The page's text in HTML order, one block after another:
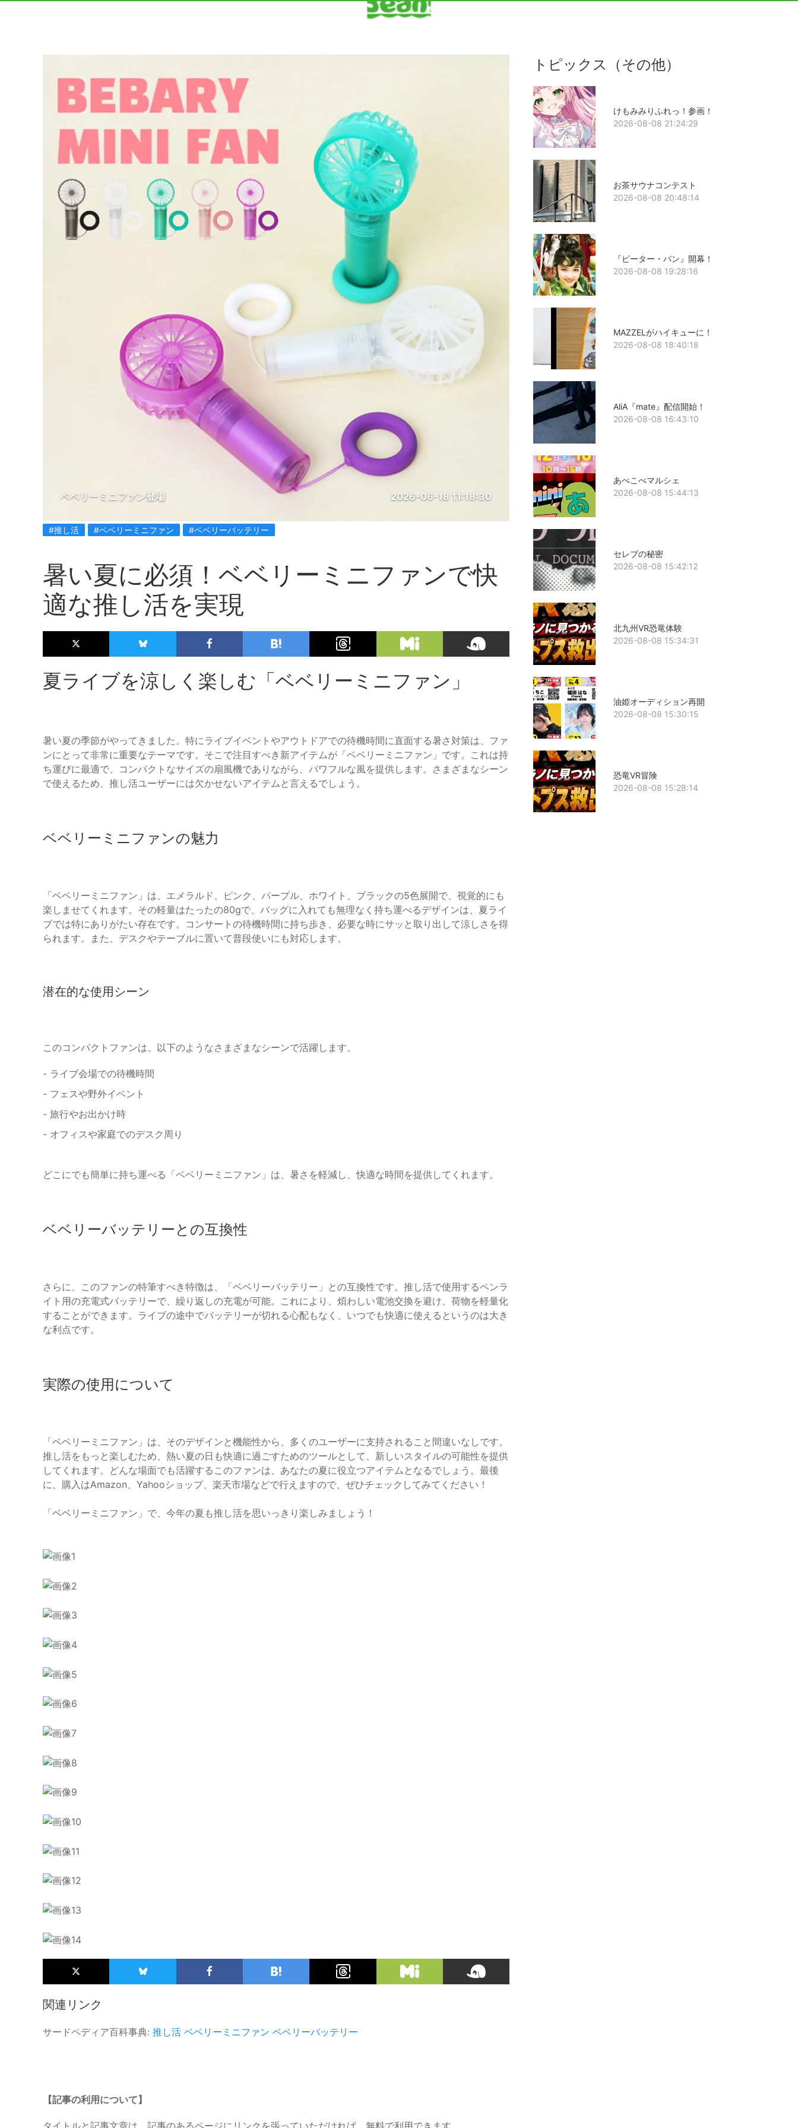
ベベリーミニファン登場 2026-06-18 11:18:30
#推し活 #ベベリーミニファン #ベベリーバッテリー
暑い夏に必須！ベベリーミニファンで快
適な推し活を実現
夏ライブを涼しく楽しむ「ベベリーミニファン」
暑い夏の季節がやってきました。特にライブイベントやアウトドアでの待機時間に直面する暑さ対策は、ファ
ンにとって非常に重要なテーマです。そこで注目すべき新アイテムが「ベベリーミニファン」です。これは持
ち運びに最適で、コンパクトなサイズの扇風機でありながら、パワフルな風を提供します。さまざまなシーン
で使えるため、推し活ユーザーには欠かせないアイテムと言えるでしょう。
ベベリーミニファンの魅力
「ベベリーミニファン」は、エメラルド、ピンク、パープル、ホワイト、ブラックの5色展開で、視覚的にも
楽しませてくれます。その軽量はたったの80gで、バッグに入れても無理なく持ち運べるデザインは、夏ライ
ブでは特にありがたい存在です。コンサートの待機時間に持ち歩き、必要な時にサッと取り出して涼しさを得
られます。また、デスクやテーブルに置いて普段使いにも対応します。
潜在的な使用シーン
このコンパクトファンは、以下のようなさまざまなシーンで活躍します。
- ライブ会場での待機時間
- フェスや野外イベント
- 旅行やお出かけ時
- オフィスや家庭でのデスク周り
どこにでも簡単に持ち運べる「ベベリーミニファン」は、暑さを軽減し、快適な時間を提供してくれます。
ベベリーバッテリーとの互換性
さらに、このファンの特筆すべき特徴は、「ベベリーバッテリー」との互換性です。推し活で使用するペンラ
イト用の充電式バッテリーで、繰り返しの充電が可能。これにより、煩わしい電池交換を避け、荷物を軽量化
することができます。ライブの途中でバッテリーが切れる心配もなく、いつでも快適に使えるというのは大き
な利点です。
実際の使用について
「ベベリーミニファン」は、そのデザインと機能性から、多くのユーザーに支持されること間違いなしです。
推し活をもっと楽しむため、熱い夏の日も快適に過ごすためのツールとして、新しいスタイルの可能性を提供
してくれます。どんな場面でも活躍するこのファンは、あなたの夏に役立つアイテムとなるでしょう。最後
に、購入はAmazon、Yahooショップ、楽天市場などで行えますので、ぜひチェックしてみてください！
「ベベリーミニファン」で、今年の夏も推し活を思いっきり楽しみましょう！
関連リンク
サードペディア百科事典: 推し活 ベベリーミニファン ベベリーバッテリー
トピックス（その他）
けもみみりふれっ！参画！
2026-08-08 21:24:29
お茶サウナコンテスト
2026-08-08 20:48:14
『ピーター・パン』開幕！
2026-08-08 19:28:16
MAZZELがハイキューに！
2026-08-08 18:40:18
AliA『mate』配信開始！
2026-08-08 16:43:10
あべこべマルシェ
2026-08-08 15:44:13
セレブの秘密
2026-08-08 15:42:12
北九州VR恐竜体験
2026-08-08 15:34:31
油姫オーディション再開
2026-08-08 15:30:15
恐竜VR冒険
2026-08-08 15:28:14
【記事の利用について】
タイトルと記事文章は、記事のあるページにリンクを張っていただければ、無料で利用できます。